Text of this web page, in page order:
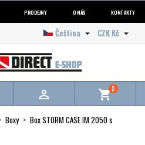
PRODEJNY O NÁS KONTAKTY
CZK Kč 
Čeština 
 shopping_cart0
Boxy
Box STORM CASE IM 2050 s